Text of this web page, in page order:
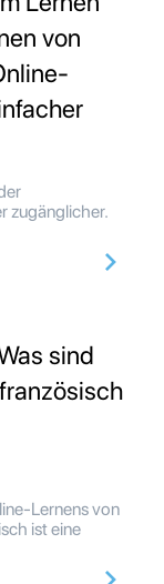
von
zugänglicher.
sind
Lernens von
ist eine